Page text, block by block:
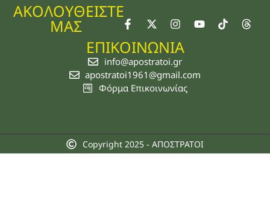
ΑΚΟΛΟΥΘΕΙΣΤΕ
ΜΑΣ
ΕΠΙΚΟΙΝΩΝΙΑ
info@apostratoi.gr
apostratoi1961@gmail.com
Φόρμα Επικοινωνίας
Copyright 2025 - ΑΠΟΣΤΡΑΤΟΙ